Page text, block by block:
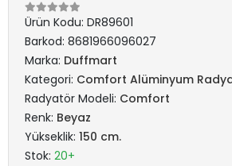
Ürün Kodu: DR89601
Barkod: 8681966096027
Marka: Duffmart
Kategori: Comfort Alüminyum
Radyatör Modeli: Comfort
Renk: Beyaz
Yükseklik: 150 cm.
Stok: 20+